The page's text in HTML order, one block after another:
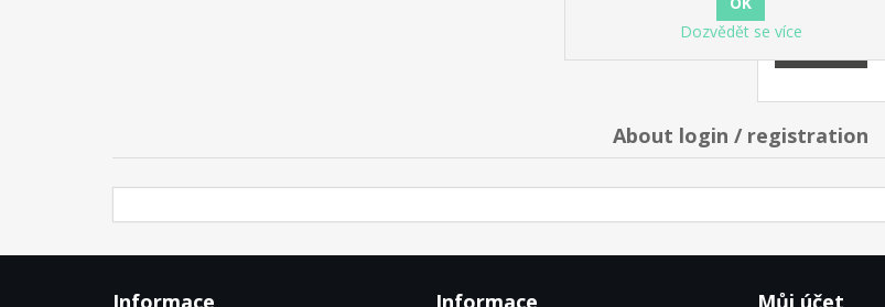
About login / registration
Informace Informace Můj účet
Dozvědět se více